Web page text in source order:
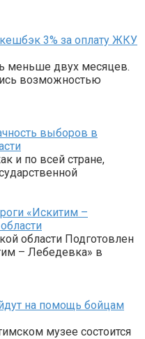
3% за оплату ЖКУ
меньше двух месяцев.
возможностью
выборов в
и по всей стране,
«Искитим –
области Подготовлен
– Лебедевка» в
на помощь бойцам
музее состоится